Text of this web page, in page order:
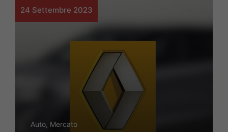
24 Settembre 2023
Auto, Mercato